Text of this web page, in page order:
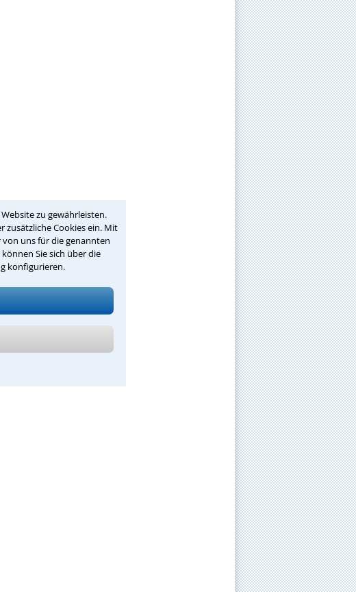
zu gewährleisten.
zusätzliche Cookies ein. Mit
uns für die genannten
Sie sich über die
konfigurieren.